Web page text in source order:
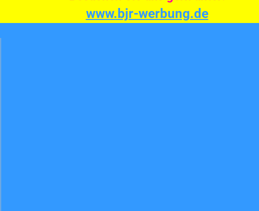
www.bjr-werbung.de